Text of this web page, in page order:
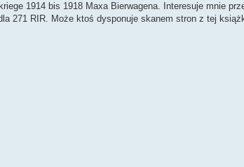
1914 bis 1918 Maxa Bierwagena. Interesuje mnie
271 RIR. Może ktoś dysponuje skanem stron z tej